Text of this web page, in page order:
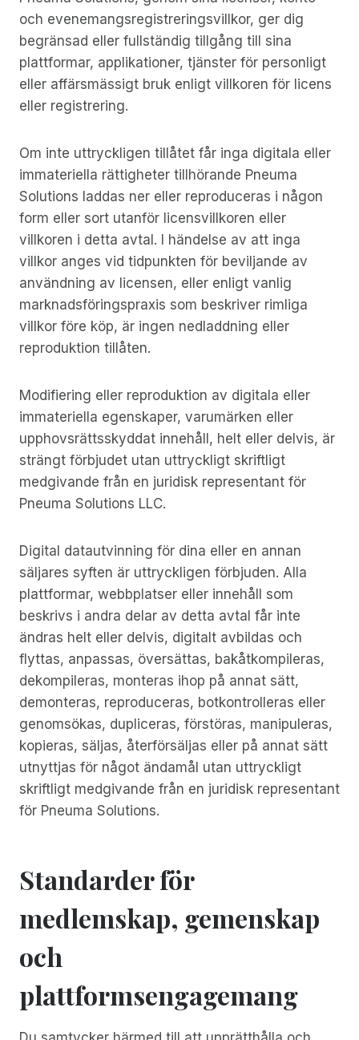
och evenemangsregistreringsvillkor, ger dig
begränsad eller fullständig tillgång till sina
plattformar, applikationer, tjänster för personligt
eller affärsmässigt bruk enligt villkoren för licens
eller registrering.
Om inte uttryckligen tillåtet får inga digitala eller
immateriella rättigheter tillhörande Pneuma
Solutions laddas ner eller reproduceras i någon
form eller sort utanför licensvillkoren eller
villkoren i detta avtal. I händelse av att inga
villkor anges vid tidpunkten för beviljande av
användning av licensen, eller enligt vanlig
marknadsföringspraxis som beskriver rimliga
villkor före köp, är ingen nedladdning eller
reproduktion tillåten.
Modifiering eller reproduktion av digitala eller
immateriella egenskaper, varumärken eller
upphovsrättsskyddat innehåll, helt eller delvis, är
strängt förbjudet utan uttryckligt skriftligt
medgivande från en juridisk representant för
Pneuma Solutions LLC.
Digital datautvinning för dina eller en annan
säljares syften är uttryckligen förbjuden. Alla
plattformar, webbplatser eller innehåll som
beskrivs i andra delar av detta avtal får inte
ändras helt eller delvis, digitalt avbildas och
flyttas, anpassas, översättas, bakåtkompileras,
dekompileras, monteras ihop på annat sätt,
demonteras, reproduceras, botkontrolleras eller
genomsökas, dupliceras, förstöras, manipuleras,
kopieras, säljas, återförsäljas eller på annat sätt
utnyttjas för något ändamål utan uttryckligt
skriftligt medgivande från en juridisk representant
för Pneuma Solutions.
Standarder för
medlemskap, gemenskap
och
plattformsengagemang